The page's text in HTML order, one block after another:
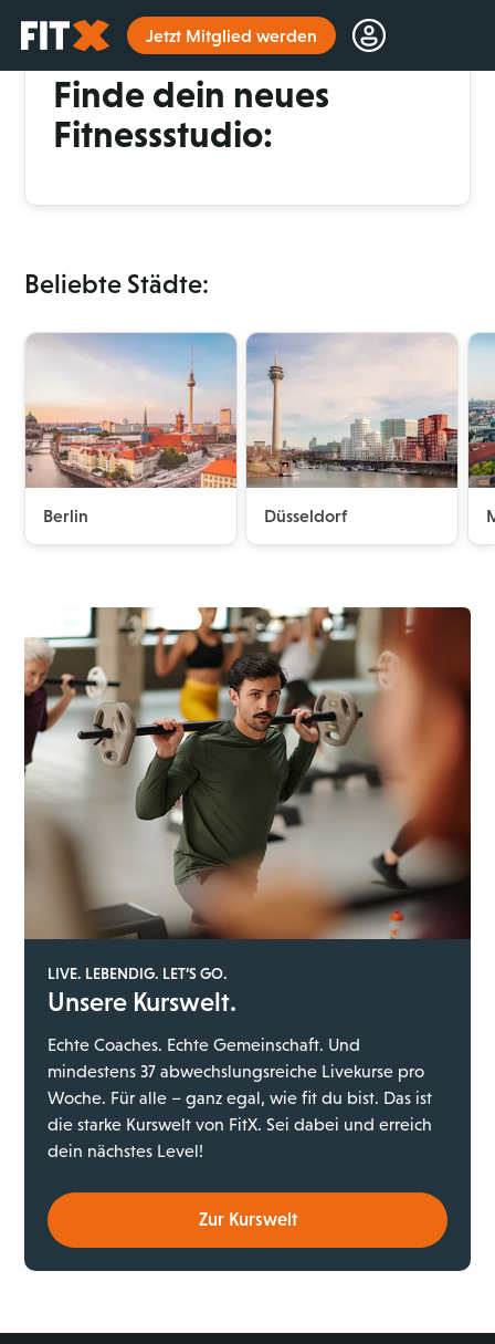
Startseite Jetzt Mitglied werden
112 x in Deutschland
Finde dein neues
Fitnessstudio:
Beliebte Städte:
Berlin Düsseldorf
LIVE. LEBENDIG. LET’S GO.
Unsere Kurswelt.
Echte Coaches. Echte Gemeinschaft. Und
mindestens 37 abwechslungsreiche Livekurse pro
Woche. Für alle – ganz egal, wie fit du bist. Das ist
die starke Kurswelt von FitX. Sei dabei und erreich
dein nächstes Level!
Zur Kurswelt